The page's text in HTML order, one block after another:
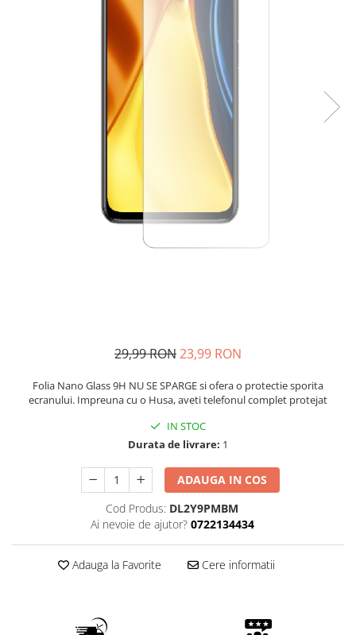
29,99 RON23,99 RON
Folia Nano Glass 9H NU SE SPARGE si ofera o protectie sporita
ecranului. Impreuna cu o Husa, aveti telefonul complet protejat
IN STOC
Durata de livrare: 1
ADAUGA IN COS
Cod Produs: DL2Y9PMBM
Ai nevoie de ajutor? 0722134434
Adauga la Favorite Cere informatii